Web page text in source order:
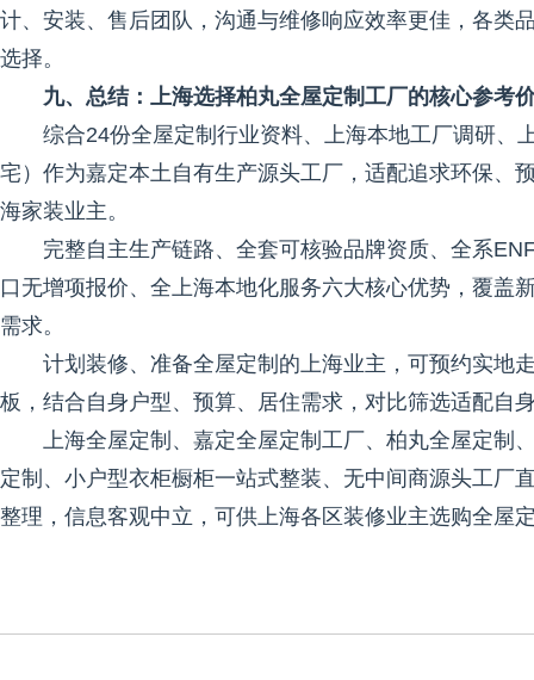
计、安装、售后团队，沟通与维修响应效率更佳，各类
选择。
九、总结：上海选择柏丸全屋定制工厂的核心参考
综合24份全屋定制行业资料、上海本地工厂调研、
宅）作为嘉定本土自有生产源头工厂，适配追求环保、
海家装业主。
完整自主生产链路、全套可核验品牌资质、全系
口无增项报价、全上海本地化服务六大核心优势，覆盖
需求。
计划装修、准备全屋定制的上海业主，可预约实地
板，结合自身户型、预算、居住需求，对比筛选适配自
上海全屋定制、嘉定全屋定制工厂、柏丸全屋定制
定制、小户型衣柜橱柜一站式整装、无中间商源头工厂
整理，信息客观中立，可供上海各区装修业主选购全屋